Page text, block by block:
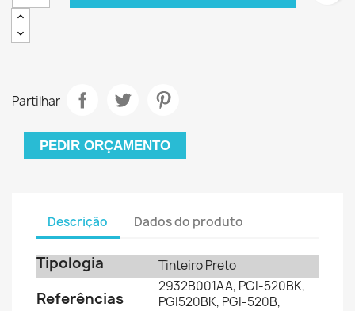
Partilhar
PEDIR ORÇAMENTO
Descrição Dados do produto
Tipologia Tinteiro Preto
Referências
2932B001AA, PGI-520BK,
PGI520BK, PGI-520B,